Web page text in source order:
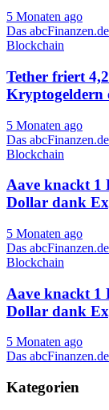
5 Monaten ago
Das
Blockchain
Tether friert
Kryptogeldern
5 Monaten ago
Das
Blockchain
Aave knackt 1
Dollar dank
5 Monaten ago
Das
Blockchain
Aave knackt 1
Dollar dank
5 Monaten ago
Das
Kategorien